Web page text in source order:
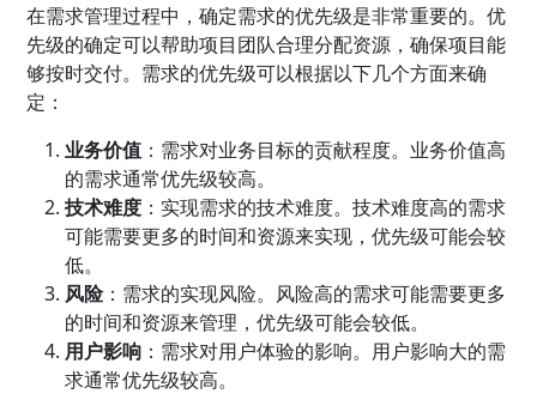
在需求管理过程中，确定需求的优先级是非常重要的。优
先级的确定可以帮助项目团队合理分配资源，确保项目能
够按时交付。需求的优先级可以根据以下几个方面来确
定：
业务价值 ：需求对业务目标的贡献程度。业务价值高
的需求通常优先级较高。
技术难度 ：实现需求的技术难度。技术难度高的需求
可能需要更多的时间和资源来实现，优先级可能会较
低。
风险：需求的实现风险。风险高的需求可能需要更多
的时间和资源来管理，优先级可能会较低。
用户影响 ：需求对用户体验的影响。用户影响大的需
求通常优先级较高。